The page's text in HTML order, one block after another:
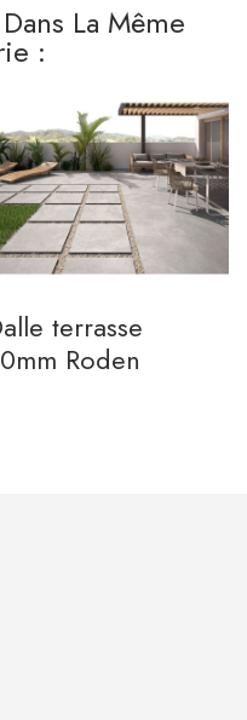
La Même
:
terrasse
Roden